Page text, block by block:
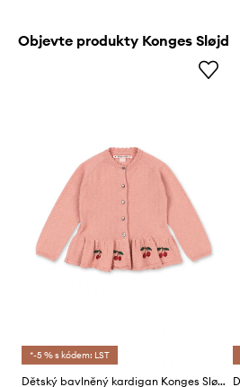
Objevte produkty Konges Sløjd
*-5 % s kódem: LST
Dětský bavlněný kardigan Konges Sløjd CYPRES CARDIGAN GOTS